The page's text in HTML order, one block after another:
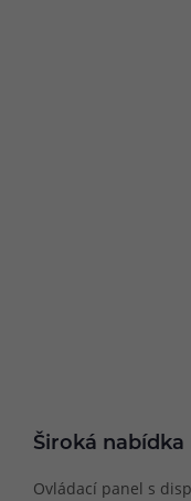
Široká nabídka
Ovládací panel s